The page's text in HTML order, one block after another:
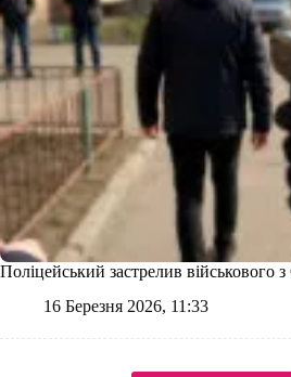
Поліцейський застрелив військового
16 Березня 2026, 11:33